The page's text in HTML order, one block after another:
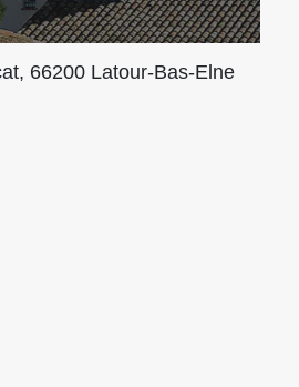
66200 Latour-Bas-Elne